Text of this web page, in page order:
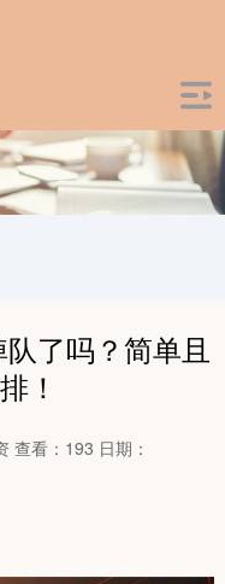
了吗？简单且
！
查看：193 日期：